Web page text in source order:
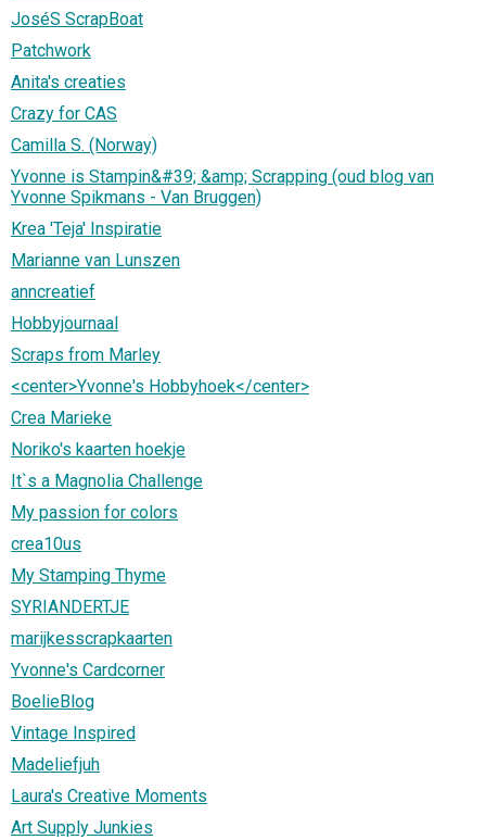
JoséS ScrapBoat
Patchwork
Anita's creaties
Crazy for CAS
Camilla S. (Norway)
Yvonne is Stampin&#39; &amp; Scrapping (oud blog van
Yvonne Spikmans - Van Bruggen)
Krea 'Teja' Inspiratie
Marianne van Lunszen
anncreatief
Hobbyjournaal
Scraps from Marley
<center>Yvonne's Hobbyhoek</center>
Crea Marieke
Noriko's kaarten hoekje
It`s a Magnolia Challenge
My passion for colors
crea10us
My Stamping Thyme
SYRIANDERTJE
marijkesscrapkaarten
Yvonne's Cardcorner
BoelieBlog
Vintage Inspired
Madeliefjuh
Laura's Creative Moments
Art Supply Junkies